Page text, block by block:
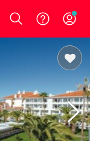
Login